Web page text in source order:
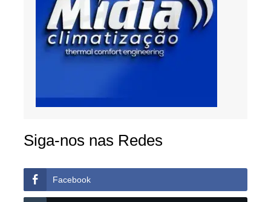
Siga-nos nas Redes
Facebook